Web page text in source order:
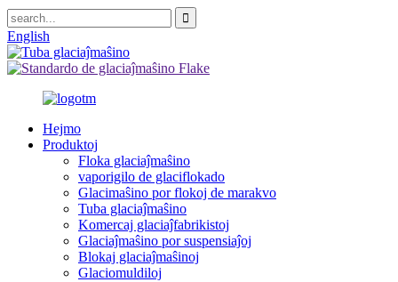
English
Hejmo
Produktoj
Floka glaciaĵmaŝino
vaporigilo de glaciflokado
Glacimaŝino por flokoj de marakvo
Tuba glaciaĵmaŝino
Komercaj glaciaĵfabrikistoj
Glaciaĵmaŝino por suspensiaĵoj
Blokaj glaciaĵmaŝinoj
Glaciomuldiloj